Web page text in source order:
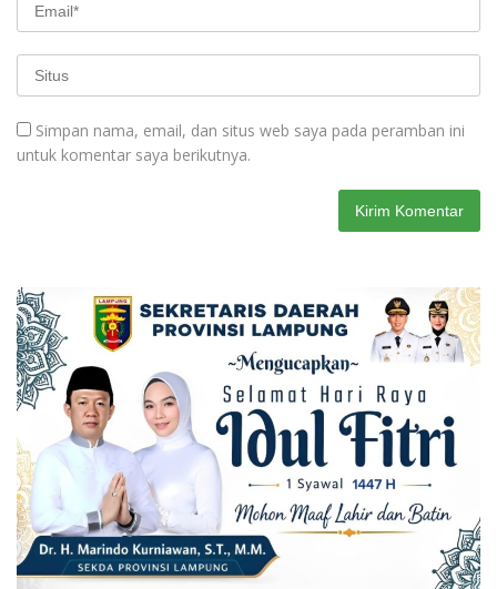
Simpan nama, email, dan situs web saya pada peramban ini
untuk komentar saya berikutnya.